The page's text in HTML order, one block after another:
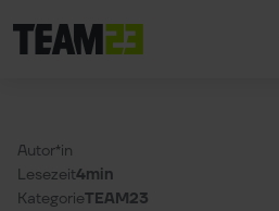
Autor*in
Lesezeit4min
KategorieTEAM23